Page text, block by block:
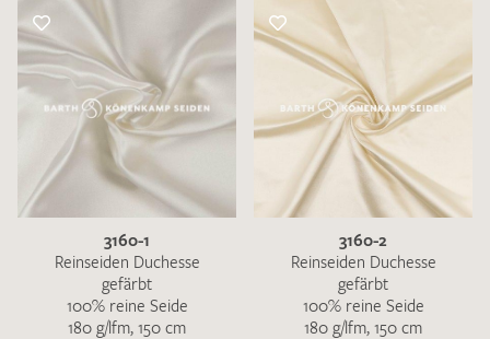
3160-1
Reinseiden Duchesse
gefärbt
100% reine Seide
180 g/lfm, 150 cm
3160-2
Reinseiden Duchesse
gefärbt
100% reine Seide
180 g/lfm, 150 cm